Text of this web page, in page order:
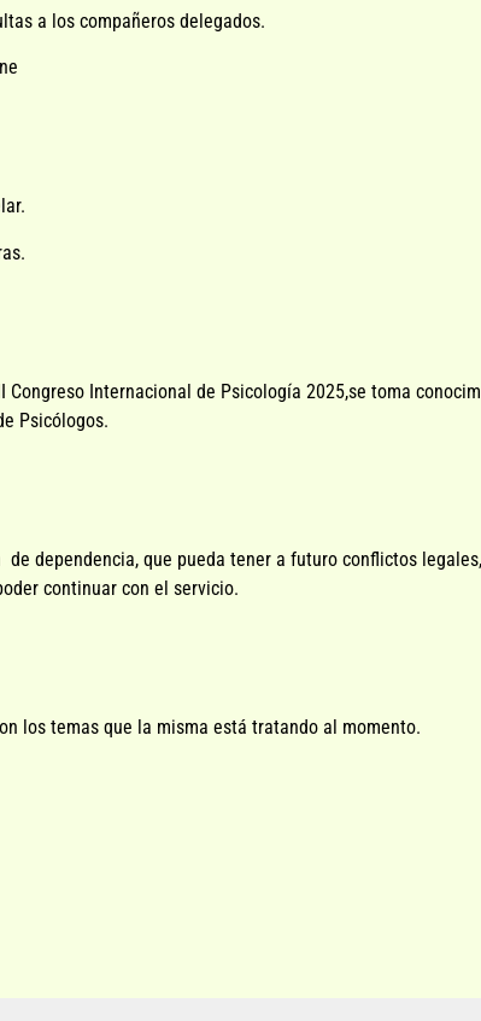
a los compañeros delegados.
Internacional de Psicología 2025,se toma
Psicólogos.
dependencia, que pueda tener a futuro conflictos
continuar con el servicio.
los temas que la misma está tratando al momento.